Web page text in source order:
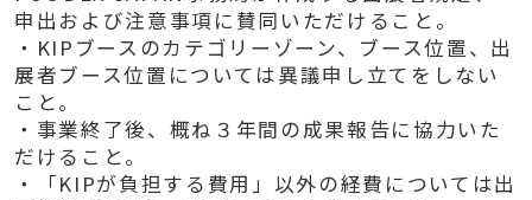
申出および注意事項に賛同いただけること。
・KIPブースのカテゴリーゾーン、ブース位置、出
展者ブース位置については異議申し立てをしない
こと。
・事業終了後、概ね３年間の成果報告に協力いた
だけること。
・「KIPが負担する費用」以外の経費については出